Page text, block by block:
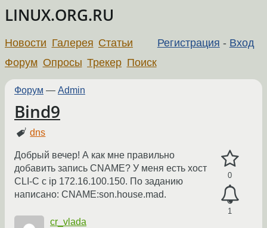
LINUX.ORG.RU
Регистрация - Вход
Новости Галерея Статьи
Форум Опросы Трекер Поиск
Форум — Admin
Bind9
dns
0
1
Добрый вечер! А как мне правильно
добавить запись CNAME? У меня есть хост
CLI-C c ip 172.16.100.150. По заданию
написано: CNAME:son.house.mad.
cr_vlada